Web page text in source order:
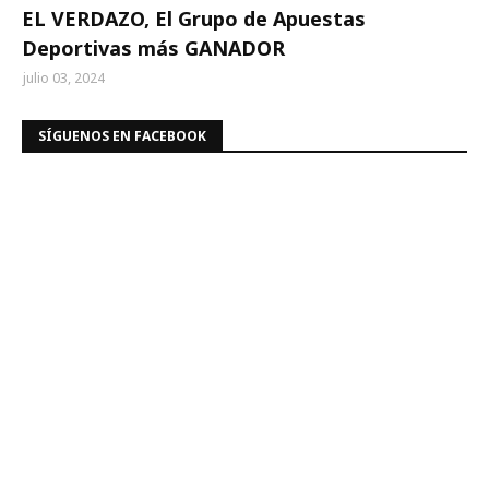
EL VERDAZO, El Grupo de Apuestas
Deportivas más GANADOR
julio 03, 2024
SÍGUENOS EN FACEBOOK